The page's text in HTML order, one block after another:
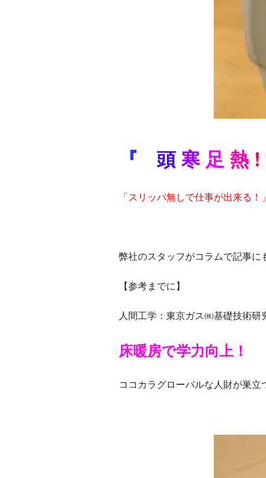
『 頭寒 足熱 !
「スリッパ無しで仕事が出来る！
弊社のスタッフがコラムで記事
【参考までに】
人間工学：東京ガス㈱基礎技術研
床暖房で学力向上！
ココカラグローバルな人財が巣立